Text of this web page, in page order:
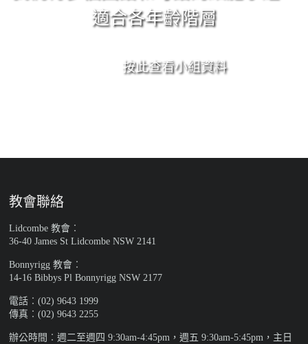
適合各年齡階層
按此查看小組資料
教會聯絡
Lidcombe 教會︰
36-40 James St Lidcombe NSW 2141
Bonnyrigg 教會︰
14-16 Bibbys Pl Bonnyrigg NSW 2177
電話︰(02) 9643 1999
傳真︰(02) 9643 2255
辦公時間︰週二至週四 9:30am-4:45pm，週五 9:30am-5:45pm，主日